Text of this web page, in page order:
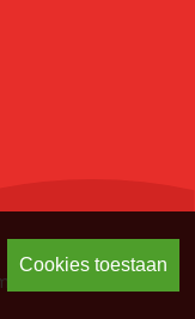
Cookies toestaan